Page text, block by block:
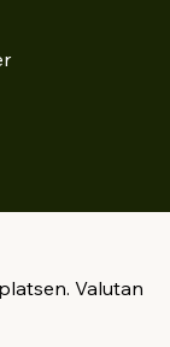
Valutan